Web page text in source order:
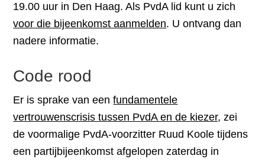
19.00 uur in Den Haag. Als PvdA lid kunt u zich
voor die bijeenkomst aanmelden. U ontvang dan
nadere informatie.
Code rood
Er is sprake van eenfundamentele
vertrouwenscrisis tussen PvdA en de kiezer, zei
de voormalige PvdA-voorzitter Ruud Koole tijdens
een partijbijeenkomst afgelopen zaterdag in